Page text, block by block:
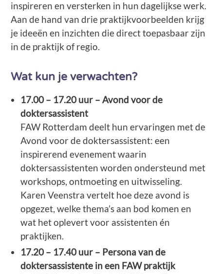
inspireren en versterken in hun dagelijkse werk.
Aan de hand van drie praktijkvoorbeelden krijg
je ideeën en inzichten die direct toepasbaar zijn
in de praktijk of regio.
Wat kun je verwachten?
17.00 – 17.20 uur – Avond voor de
doktersassistent
FAW Rotterdam deelt hun ervaringen met de
Avond voor de doktersassistent: een
inspirerend evenement waarin
doktersassistenten worden ondersteund met
workshops, ontmoeting en uitwisseling.
Karen Veenstra vertelt hoe deze avond is
opgezet, welke thema’s aan bod komen en
wat het oplevert voor assistenten én
praktijken.
17.20 – 17.40 uur – Persona van de
doktersassistente in een FAW praktijk